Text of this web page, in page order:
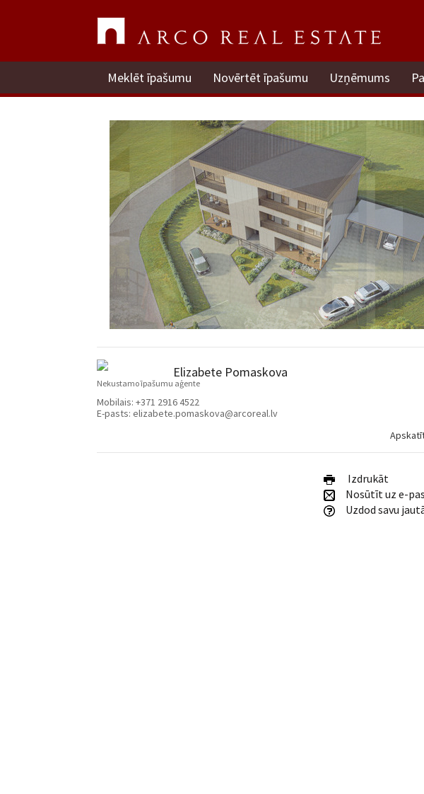
Meklēt īpašumu Novērtēt īpašumu Uzņēmums
Elizabete Pomaskova
Nekustamo īpašumu aģente
Mobilais: +371 2916 4522
E-pasts: elizabete.pomaskova@arcoreal.lv
Izdrukāt
Nosūtīt uz e-
Uzdod savu